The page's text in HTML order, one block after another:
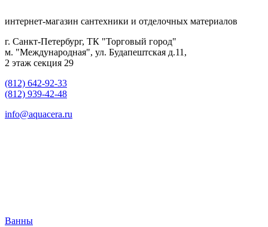
интернет-магазин сантехники и отделочных материалов
г. Санкт-Петербург, ТК "Торговый город"
м. "Международная", ул. Будапештская д.11,
2 этаж секция 29
(812) 642-92-33
(812) 939-42-48
info@aquacera.ru
Ванны